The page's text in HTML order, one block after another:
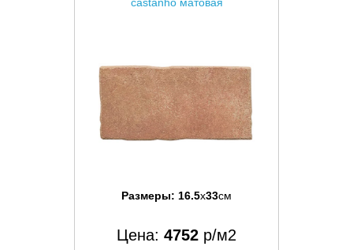
Размеры: 16.5x33см
Цена: 4752 р/м2